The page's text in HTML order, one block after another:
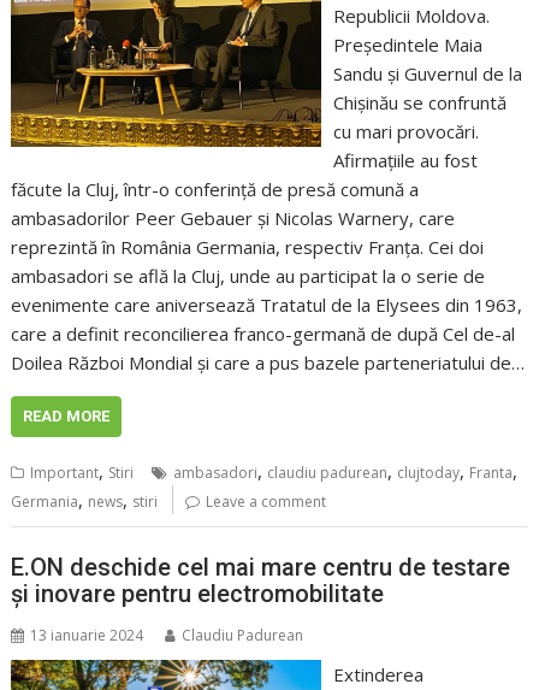
Republicii Moldova.
Președintele Maia
Sandu și Guvernul de la
Chișinău se confruntă
cu mari provocări.
Afirmațiile au fost
făcute la Cluj, într-o conferință de presă comună a
ambasadorilor Peer Gebauer și Nicolas Warnery, care
reprezintă în România Germania, respectiv Franța. Cei doi
ambasadori se află la Cluj, unde au participat la o serie de
evenimente care aniversează Tratatul de la Elysees din 1963,
care a definit reconcilierea franco-germană de după Cel de-al
Doilea Război Mondial și care a pus bazele parteneriatului de…
READ MORE
Important, Stiri ambasadori, claudiu padurean, clujtoday, Franta,
Germania, news, stiri Leave a comment
E.ON deschide cel mai mare centru de testare
și inovare pentru electromobilitate
13 ianuarie 2024 Claudiu Padurean
Extinderea